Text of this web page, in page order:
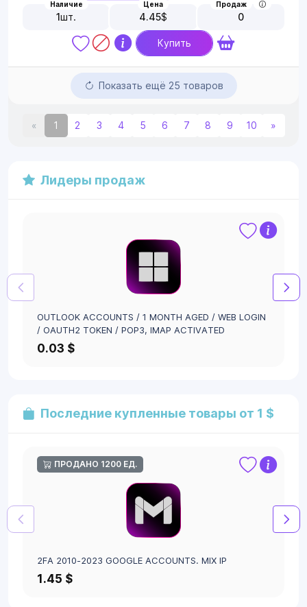
Наличие
1шт.
Цена
4.45$
Продаж
0
Купить
Показать ещё 25 товаров
« 1 2 3 4 5 6 7 8 9 10 »
Лидеры продаж
OUTLOOK ACCOUNTS / 1 MONTH AGED / WEB LOGIN
/ OAUTH2 TOKEN / POP3, IMAP ACTIVATED
0.03 $
Последние купленные товары от 1 $
ПРОДАНО 1200 ЕД.
2FA 2010-2023 GOOGLE ACCOUNTS. MIX IP
1.45 $